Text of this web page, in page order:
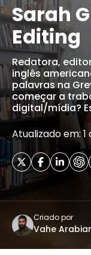
Sarah
Editing
Redatora,
inglês
palavras na
começar a
digital/mídia?
Atualizado em:
Criado por
Vahe